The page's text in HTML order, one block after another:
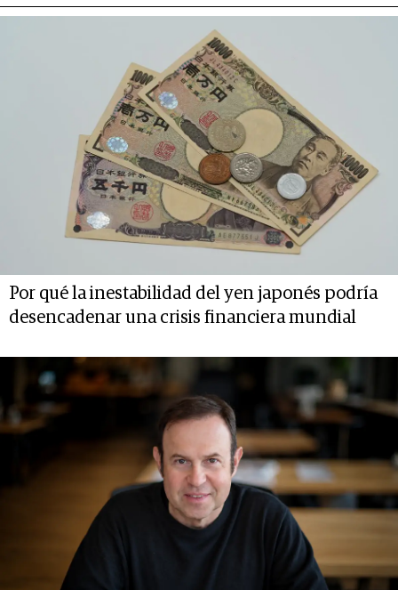
Por qué la inestabilidad del yen japonés podría
desencadenar una crisis financiera mundial